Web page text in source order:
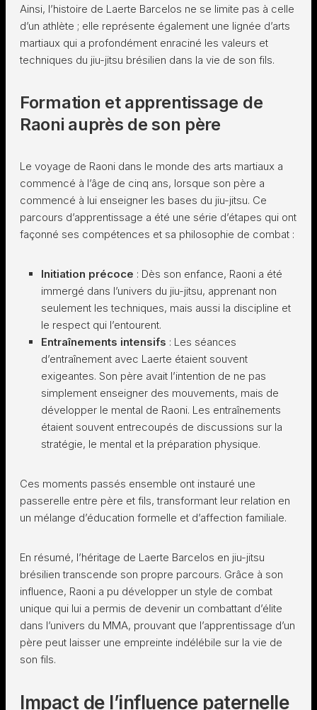
Ainsi, l’histoire de Laerte Barcelos ne se limite pas à celle
d’un athlète ; elle représente également une lignée d’arts
martiaux qui a profondément enraciné les valeurs et
techniques du jiu-jitsu brésilien dans la vie de son fils.
Formation et apprentissage de
Raoni auprès de son père
Le voyage de Raoni dans le monde des arts martiaux a
commencé à l’âge de cinq ans, lorsque son père a
commencé à lui enseigner les bases du jiu-jitsu. Ce
parcours d’apprentissage a été une série d’étapes qui ont
façonné ses compétences et sa philosophie de combat :
Initiation précoce : Dès son enfance, Raoni a été
immergé dans l’univers du jiu-jitsu, apprenant non
seulement les techniques, mais aussi la discipline et
le respect qui l’entourent.
Entraînements intensifs : Les séances
d’entraînement avec Laerte étaient souvent
exigeantes. Son père avait l’intention de ne pas
simplement enseigner des mouvements, mais de
développer le mental de Raoni. Les entraînements
étaient souvent entrecoupés de discussions sur la
stratégie, le mental et la préparation physique.
Ces moments passés ensemble ont instauré une
passerelle entre père et fils, transformant leur relation en
un mélange d’éducation formelle et d’affection familiale.
En résumé, l’héritage de Laerte Barcelos en jiu-jitsu
brésilien transcende son propre parcours. Grâce à son
influence, Raoni a pu développer un style de combat
unique qui lui a permis de devenir un combattant d’élite
dans l’univers du MMA, prouvant que l’apprentissage d’un
père peut laisser une empreinte indélébile sur la vie de
son fils.
Impact de l’influence paternelle